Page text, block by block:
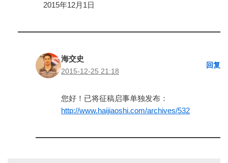
2015年12月1日
海交史
2015-12-25 21:18
回复
您好！已将征稿启事单独发布：
http://www.haijiaoshi.com/archives/532